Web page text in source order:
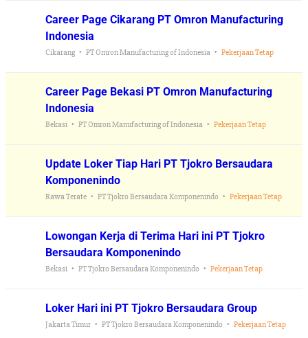
Career Page Cikarang PT Omron Manufacturing
Indonesia
Cikarang PT Omron Manufacturing of Indonesia Pekerjaan Tetap
Career Page Bekasi PT Omron Manufacturing
Indonesia
Bekasi PT Omron Manufacturing of Indonesia Pekerjaan Tetap
Update Loker Tiap Hari PT Tjokro Bersaudara
Komponenindo
Rawa Terate PT Tjokro Bersaudara Komponenindo Pekerjaan Tetap
Lowongan Kerja di Terima Hari ini PT Tjokro
Bersaudara Komponenindo
Bekasi PT Tjokro Bersaudara Komponenindo Pekerjaan Tetap
Loker Hari ini PT Tjokro Bersaudara Group
Jakarta Timur PT Tjokro Bersaudara Komponenindo Pekerjaan Tetap